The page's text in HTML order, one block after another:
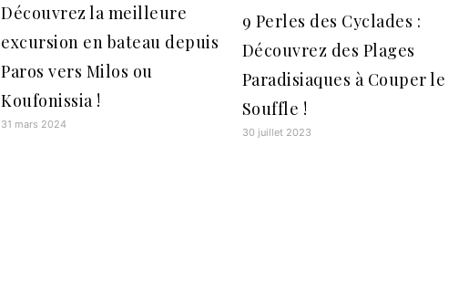
Découvrez la meilleure
excursion en bateau depuis
Paros vers Milos ou
Koufonissia !
31 mars 2024
9 Perles des Cyclades :
Découvrez des Plages
Paradisiaques à Couper le
Souffle !
30 juillet 2023